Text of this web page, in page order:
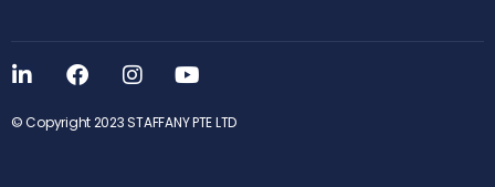
© Copyright 2023 STAFFANY PTE LTD